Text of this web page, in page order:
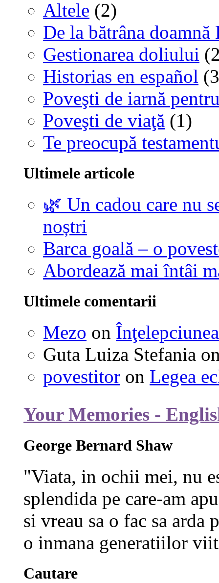
Altele (2)
De la bătrâna
Gestionarea doliului
Historias en español
Poveşti de iarnă
Poveşti de viaţă (1)
Te preocupă
Ultimele articole
🌿 Un cadou care nu
noștri
Barca goală – o
Abordează mai întâi
Ultimele comentarii
Mezo on Înţelepciunea
Guta Luiza Stefania
povestitor on Legea
Your Memories -
George Bernard Shaw
"Viata, in ochii mei, nu
splendida pe care-am
si vreau sa o fac sa
o inmana generatiilor
Cautare